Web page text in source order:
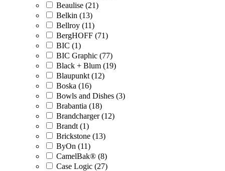
Beaulise (21)
Belkin (13)
Bellroy (11)
BergHOFF (71)
BIC (1)
BIC Graphic (77)
Black + Blum (19)
Blaupunkt (12)
Boska (16)
Bowls and Dishes (3)
Brabantia (18)
Brandcharger (12)
Brandt (1)
Brickstone (13)
ByOn (11)
CamelBak® (8)
Case Logic (27)